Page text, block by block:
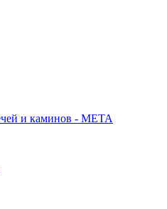
и каминов - META